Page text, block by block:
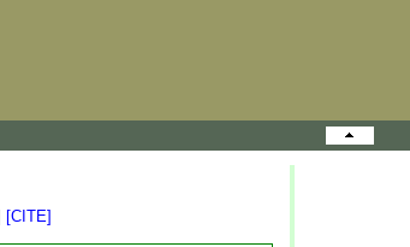
[CITE]